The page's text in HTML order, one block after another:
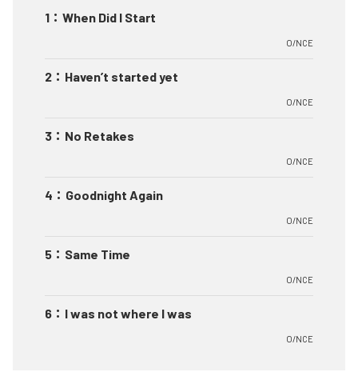
1 ： When Did I Start
O/NCE
2 ： Haven’t started yet
O/NCE
3 ： No Retakes
O/NCE
4 ： Goodnight Again
O/NCE
5 ： Same Time
O/NCE
6 ： I was not where I was
O/NCE